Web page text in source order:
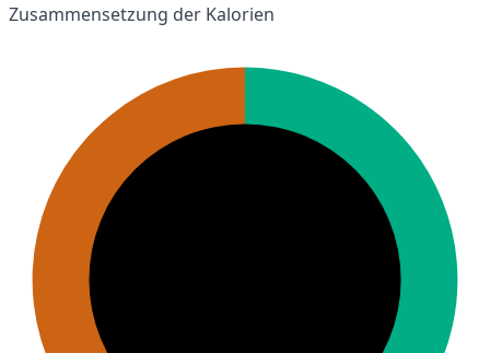
Zusammensetzung der Kalorien